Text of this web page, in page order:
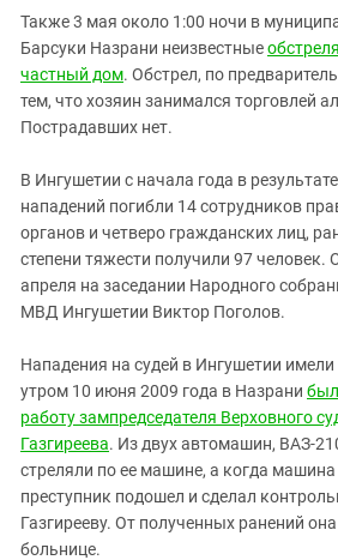
Южный Кавказ
Также 3 мая около 1:00 ночи в
Барсуки Назрани неизвестные
частный дом. Обстрел, по
тем, что хозяин занимался торговлей
Пострадавших нет.
В Ингушетии с начала года в
нападений погибли 14 сотрудников
органов и четверо гражданских лиц,
степени тяжести получили 97 человек.
апреля на заседании Народного
МВД Ингушетии Виктор Поголов.
Нападения на судей в Ингушетии имели
утром 10 июня 2009 года в Назрани
работу зампредседателя Верховного
Газгиреева. Из двух автомашин, ВАЗ-
стреляли по ее машине, а когда машина
преступник подошел и сделал
Газгирееву. От полученных ранений
больнице.